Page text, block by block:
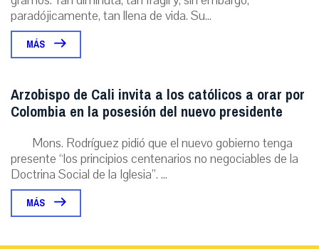
paradójicamente, tan llena de vida. Su...
MÁS
Arzobispo de Cali invita a los católicos a orar por
Colombia en la posesión del nuevo presidente
Mons. Rodríguez pidió que el nuevo gobierno tenga
presente “los principios centenarios no negociables de la
Doctrina Social de la Iglesia”. ...
MÁS